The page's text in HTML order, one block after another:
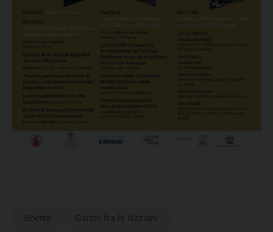
Boetto Giusto fra le Nazioni